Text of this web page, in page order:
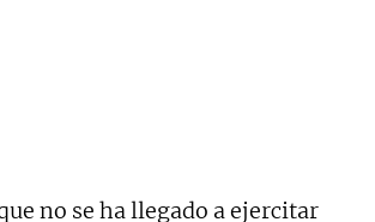
no se ha llegado a ejercitar